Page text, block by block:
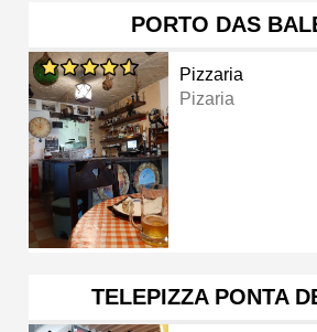
PORTO DAS
Pizzaria
Pizaria
TELEPIZZA PONTA